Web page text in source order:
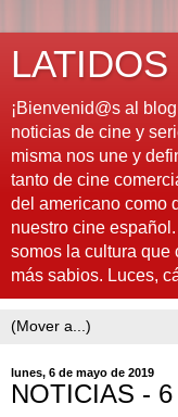
¡Bienvenid@s al
noticias de cine y
misma nos une y
tanto de cine
del americano como
nuestro cine
somos la cultura que
más sabios. Luces,
lunes, 6 de mayo de 2019
NOTICIAS -